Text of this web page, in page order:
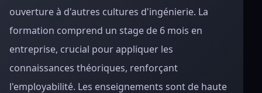
ouverture à d'autres cultures d'ingénierie. La
formation comprend un stage de 6 mois en
entreprise, crucial pour appliquer les
connaissances théoriques, renforçant
l'employabilité. Les enseignements sont de haute